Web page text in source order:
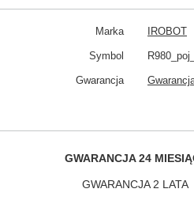
Marka IROBOT
Symbol
Gwarancja
GWARANCJA 24
GWARANCJA 2 LATA